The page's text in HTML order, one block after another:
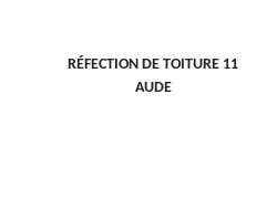
RÉFECTION DE TOITURE 11
AUDE